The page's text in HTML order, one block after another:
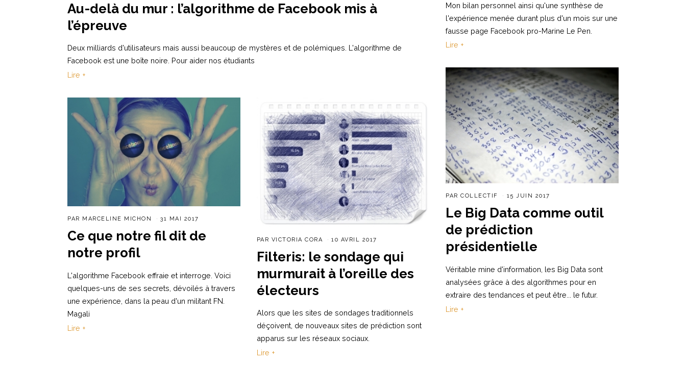
Au-delà du mur : l’algorithme de Facebook mis à
l’épreuve
Deux milliards d'utilisateurs mais aussi beaucoup de mystères et de polémiques. L'algorithme de
Facebook est une boîte noire. Pour aider nos étudiants
Lire +
Mon bilan personnel ainsi qu'une synthèse de
l'expérience menée durant plus d'un mois sur une
fausse page Facebook pro-Marine Le Pen.
Lire +
PARCOLLECTIF 15 JUIN 2017
Le Big Data comme outil
de prédiction
présidentielle
Véritable mine d'information, les Big Data sont
analysées grâce à des algorithmes pour en
extraire des tendances et peut être... le futur.
Lire +
PAR MARCELINE MICHON 31 MAI 2017
Ce que notre fil dit de
notre profil
L'algorithme Facebook effraie et interroge. Voici
quelques-uns de ses secrets, dévoilés à travers
une expérience, dans la peau d'un militant FN.
Magali
Lire +
PAR VICTORIA CORA 10 AVRIL 2017
Filteris: le sondage qui
murmurait à l’oreille des
électeurs
Alors que les sites de sondages traditionnels
déçoivent, de nouveaux sites de prédiction sont
apparus sur les réseaux sociaux.
Lire +